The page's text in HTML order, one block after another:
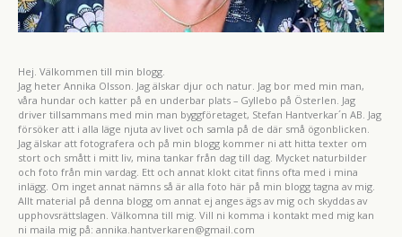
Hej. Välkommen till min blogg.
Jag heter Annika Olsson. Jag älskar djur och natur. Jag bor med min man,
våra hundar och katter på en underbar plats – Gyllebo på Österlen. Jag
driver tillsammans med min man byggföretaget, Stefan Hantverkar´n AB. Jag
försöker att i alla läge njuta av livet och samla på de där små ögonblicken.
Jag älskar att fotografera och på min blogg kommer ni att hitta texter om
stort och smått i mitt liv, mina tankar från dag till dag. Mycket naturbilder
och foto från min vardag. Ett och annat klokt citat finns ofta med i mina
inlägg. Om inget annat nämns så är alla foto här på min blogg tagna av mig.
Allt material på denna blogg om annat ej anges ägs av mig och skyddas av
upphovsrättslagen. Välkomna till mig. Vill ni komma i kontakt med mig kan
ni maila mig på: annika.hantverkaren@gmail.com